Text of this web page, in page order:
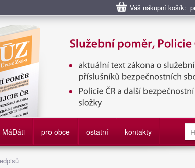
Váš nákupní košík:
bezpečnostních sborů, Policie ČR, Vězeňská
služby
MáDáti pro obce ostatní kontakty